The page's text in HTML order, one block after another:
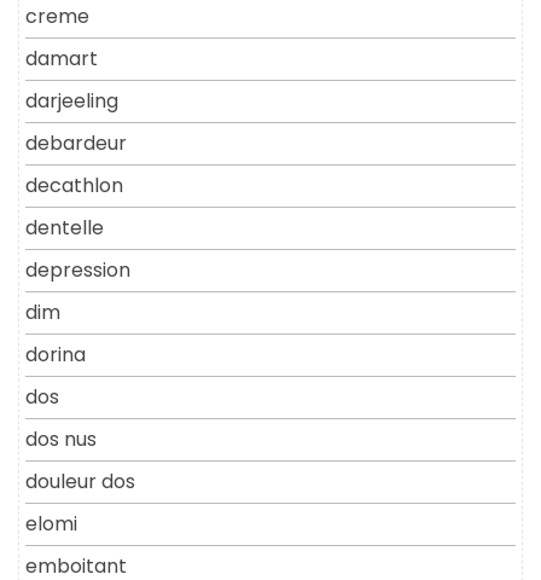
creme
damart
darjeeling
debardeur
decathlon
dentelle
depression
dim
dorina
dos
dos nus
douleur dos
elomi
emboitant